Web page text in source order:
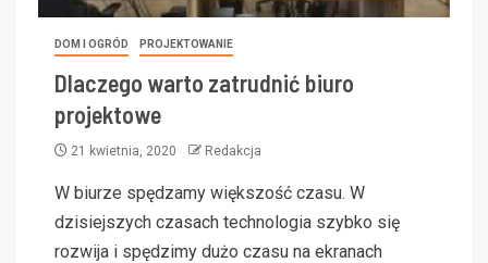
DOM I OGRÓD PROJEKTOWANIE
Dlaczego warto zatrudnić biuro
projektowe
21 kwietnia, 2020 Redakcja
W biurze spędzamy większość czasu. W
dzisiejszych czasach technologia szybko się
rozwija i spędzimy dużo czasu na ekranach